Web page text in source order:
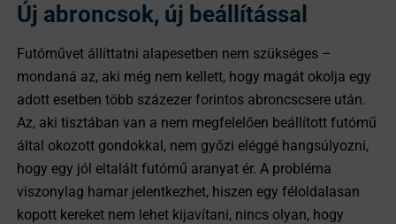
Új abroncsok, új beállítással
Futóművet állíttatni alapesetben nem szükséges –
mondaná az, aki még nem kellett, hogy magát okolja egy
adott esetben több százezer forintos abroncscsere után.
Az, aki tisztában van a nem megfelelően beállított futómű
által okozott gondokkal, nem győzi eléggé hangsúlyozni,
hogy egy jól eltalált futómű aranyat ér. A probléma
viszonylag hamar jelentkezhet, hiszen egy féloldalasan
kopott kereket nem lehet kijavítani, nincs olyan, hogy